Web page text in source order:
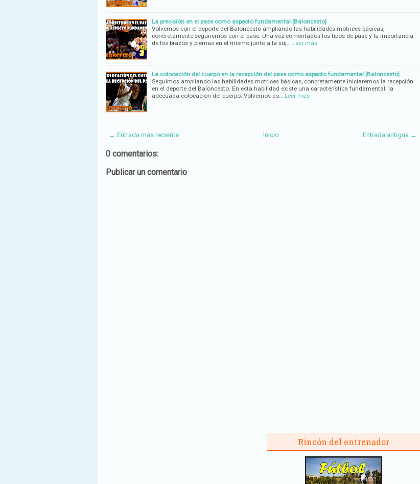
La precisión en el pase como aspecto fundamental [Baloncesto]
Volvemos con el deporte del Baloncesto ampliando las habilidades motrices básicas,
concretamente seguiremos con el pase. Una vez comentados los tipos de pase y la importancia
de los brazos y piernas en el mismo junto a la suj…
Leer más
La colocación del cuerpo en la recepción del pase como aspecto fundamental [Baloncesto]
Seguimos ampliando las habilidades motrices básicas, concretamente iniciaremos la recepción
en el deporte del Baloncesto. En esta habilidad existe una característica fundamental: la
adecuada colocación del cuerpo. Volvemos co…
Leer más
← Entrada más reciente Entrada antigua →
Inicio
0 comentarios:
Publicar un comentario
Rincón del entrenador